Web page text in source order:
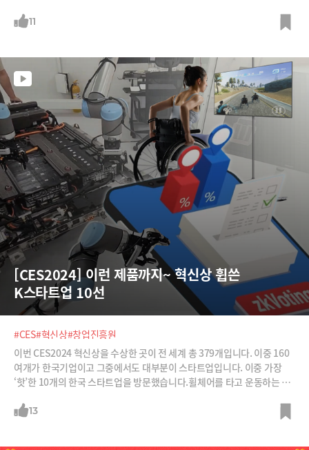
설명해주는 머신러닝과 AI. 이걸 알아야 AI의 미래를 판단할 수 있습니다.
11
[CES2024] 이런 제품까지~ 혁신상 휩쓴
K스타트업 10선
#CES#혁신상#창업진흥원
이번 CES2024 혁신상을 수상한 곳이 전 세계 총 379개입니다. 이중 160
여개가 한국기업이고 그중에서도 대부분이 스타트업입니다. 이중 가장
‘핫’한 10개의 한국 스타트업을 방문했습니다.휠체어를 타고 운동하는 러
표시스템, 각 방의 구조와 인테리어를 기성품처럼 고르면 모듈처럼 전체
13